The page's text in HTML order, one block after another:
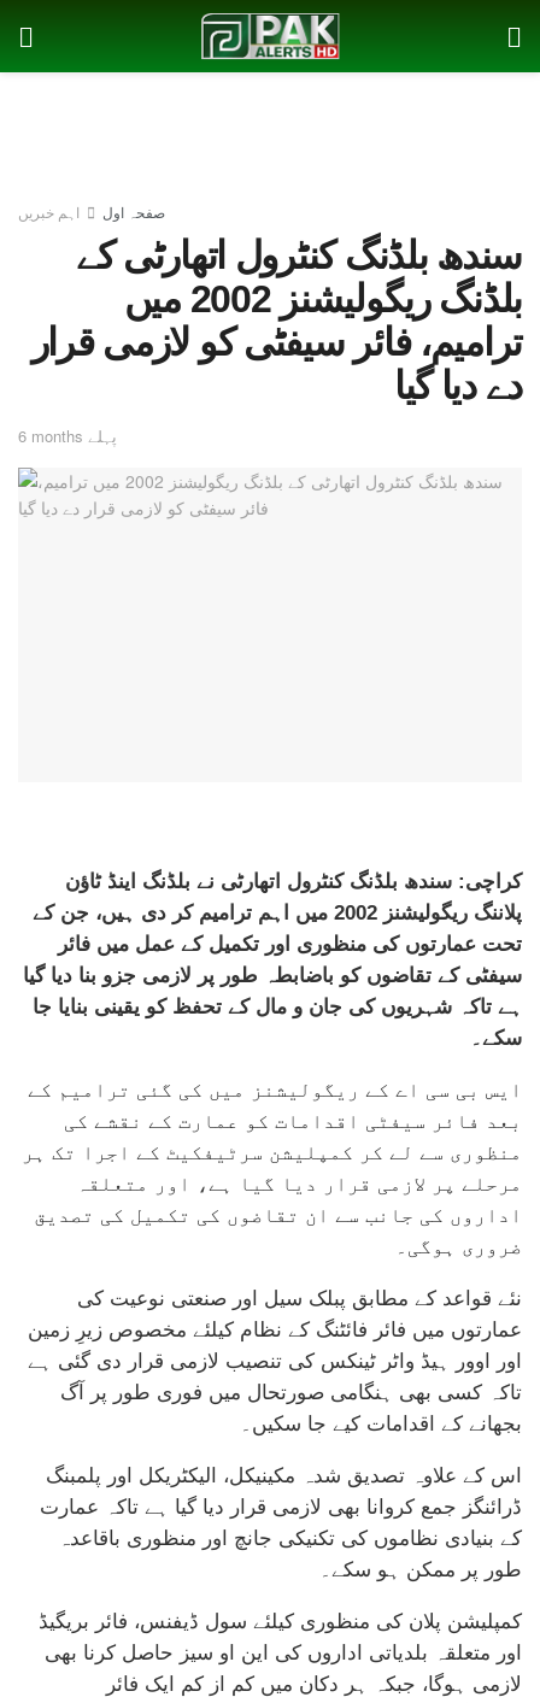
صفحہ اول اہم خبریں
سندھ بلڈنگ کنٹرول اتھارٹی کے
بلڈنگ ریگولیشنز 2002 میں
ترامیم، فائر سیفٹی کو لازمی قرار
دے دیا گیا
6 months پہلے
کراچی: سندھ بلڈنگ کنٹرول اتھارٹی نے بلڈنگ اینڈ ٹاؤن
پلاننگ ریگولیشنز 2002 میں اہم ترامیم کر دی ہیں، جن کے
تحت عمارتوں کی منظوری اور تکمیل کے عمل میں فائر
سیفٹی کے تقاضوں کو باضابطہ طور پر لازمی جزو بنا دیا گیا
ہے تاکہ شہریوں کی جان و مال کے تحفظ کو یقینی بنایا جا
سکے۔
ایس بی سی اے کے ریگولیشنز میں کی گئی ترامیم کے
بعد فائر سیفٹی اقدامات کو عمارت کے نقشے کی
منظوری سے لے کر کمپلیشن سرٹیفکیٹ کے اجرا تک ہر
مرحلے پر لازمی قرار دیا گیا ہے، اور متعلقہ
اداروں کی جانب سے ان تقاضوں کی تکمیل کی تصدیق
ضروری ہوگی۔
نئے قواعد کے مطابق پبلک سیل اور صنعتی نوعیت کی
عمارتوں میں فائر فائٹنگ کے نظام کیلئے مخصوص زیرِ زمین
اور اوور ہیڈ واٹر ٹینکس کی تنصیب لازمی قرار دی گئی ہے
تاکہ کسی بھی ہنگامی صورتحال میں فوری طور پر آگ
بجھانے کے اقدامات کیے جا سکیں۔
اس کے علاوہ تصدیق شدہ مکینیکل، الیکٹریکل اور پلمبنگ
ڈرائنگز جمع کروانا بھی لازمی قرار دیا گیا ہے تاکہ عمارت
کے بنیادی نظاموں کی تکنیکی جانچ اور منظوری باقاعدہ
طور پر ممکن ہو سکے۔
کمپلیشن پلان کی منظوری کیلئے سول ڈیفنس، فائر بریگیڈ
اور متعلقہ بلدیاتی اداروں کی این او سیز حاصل کرنا بھی
لازمی ہوگا، جبکہ ہر دکان میں کم از کم ایک فائر